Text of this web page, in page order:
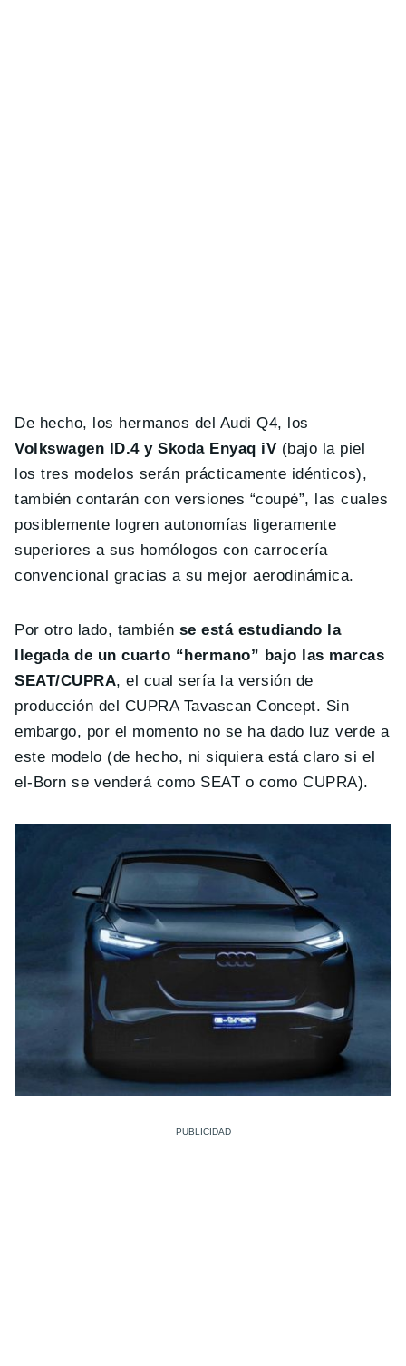
De hecho, los hermanos del Audi Q4, los
Volkswagen ID.4 y Skoda Enyaq iV (bajo la piel
los tres modelos serán prácticamente idénticos),
también contarán con versiones “coupé”, las cuales
posiblemente logren autonomías ligeramente
superiores a sus homólogos con carrocería
convencional gracias a su mejor aerodinámica.
Por otro lado, también se está estudiando la
llegada de un cuarto “hermano” bajo las marcas
SEAT/CUPRA, el cual sería la versión de
producción del CUPRA Tavascan Concept. Sin
embargo, por el momento no se ha dado luz verde a
este modelo (de hecho, ni siquiera está claro si el
el-Born se venderá como SEAT o como CUPRA).